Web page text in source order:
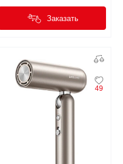
Заказать
49